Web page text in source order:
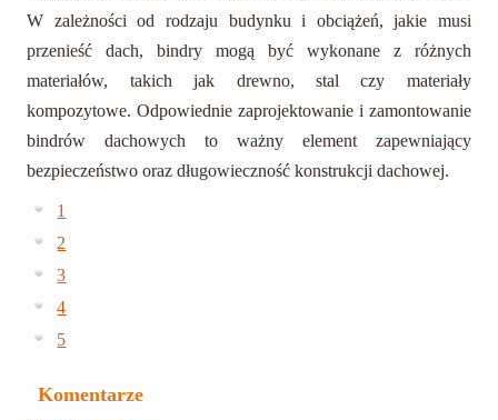
W zależności od rodzaju budynku i obciążeń, jakie musi
przenieść dach, bindry mogą być wykonane z różnych
materiałów, takich jak drewno, stal czy materiały
kompozytowe. Odpowiednie zaprojektowanie i zamontowanie
bindrów dachowych to ważny element zapewniający
bezpieczeństwo oraz długowieczność konstrukcji dachowej.
1
2
3
4
5
Komentarze